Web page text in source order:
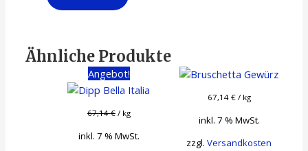
Ähnliche Produkte
Angebot!
67,14€ / kg
inkl. 7 % MwSt.
67,14 €/ kg
inkl. 7 % MwSt.
zzgl.Versandkosten